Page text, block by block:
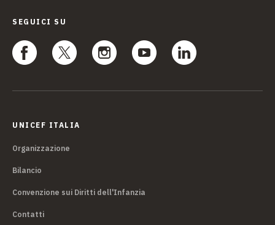
SEGUICI SU
UNICEF ITALIA
Organizzazione
Bilancio
Convenzione sui Diritti dell'Infanzia
Contatti